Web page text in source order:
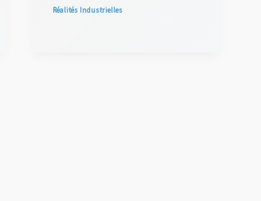
Réalités Industrielles